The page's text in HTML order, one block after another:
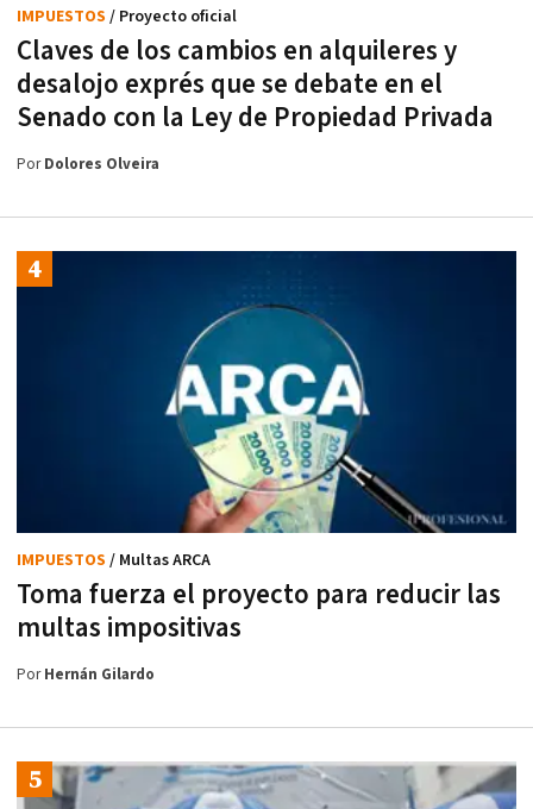
Claves de los cambios en alquileres y
desalojo exprés que se debate en el
Senado con la Ley de Propiedad Privada
IMPUESTOS / Proyecto oficial
PorDolores Olveira
Toma fuerza el proyecto para reducir las
multas impositivas
IMPUESTOS / Multas ARCA
PorHernán Gilardo